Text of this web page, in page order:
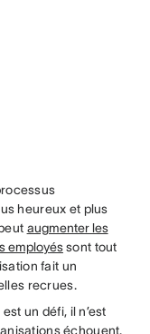
heureux et plus
augmenter les
employéssont tout
fait un
recrues.
un défi, il n’est
échouent.